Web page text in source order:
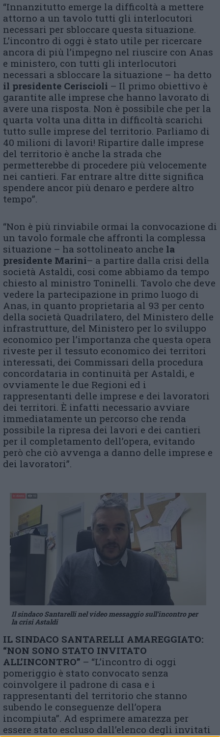
“Innanzitutto emerge la difficoltà a mettere
attorno a un tavolo tutti gli interlocutori
necessari per sbloccare questa situazione.
L’incontro di oggi è stato utile per ricercare
ancora di più l’impegno nel riuscire con Anas
e ministero, con tutti gli interlocutori
necessari a sbloccare la situazione – ha detto
il presidente Ceriscioli – Il primo obiettivo è
garantite alle imprese che hanno lavorato di
avere una risposta. Non è possibile che per la
quarta volta una ditta in difficoltà scarichi
tutto sulle imprese del territorio. Parliamo di
40 milioni di lavori! Ripartire dalle imprese
del territorio è anche la strada che
permetterebbe di procedere più velocemente
nei cantieri. Far entrare altre ditte significa
spendere ancor più denaro e perdere altro
tempo”.
“Non è più rinviabile ormai la convocazione di
un tavolo formale che affronti la complessa
situazione – ha sottolineato anche la
presidente Marini– a partire dalla crisi della
società Astaldi, cosi come abbiamo da tempo
chiesto al ministro Toninelli. Tavolo che deve
vedere la partecipazione in primo luogo di
Anas, in quanto proprietaria al 93 per cento
della società Quadrilatero, del Ministero delle
infrastrutture, del Ministero per lo sviluppo
economico per l’importanza che questa opera
riveste per il tessuto economico dei territori
interessati, dei Commissari della procedura
concordataria in continuità per Astaldi, e
ovviamente le due Regioni ed i
rappresentanti delle imprese e dei lavoratori
dei territori. È infatti necessario avviare
immediatamente un percorso che renda
possibile la ripresa dei lavori e dei cantieri
per il completamento dell’opera, evitando
però che ciò avvenga a danno delle imprese e
dei lavoratori”.
Il sindaco Santarelli nel video messaggio sull’incontro per
la crisi Astaldi
IL SINDACO SANTARELLI AMAREGGIATO:
“NON SONO STATO INVITATO
ALL’INCONTRO” – “L’incontro di oggi
pomeriggio è stato convocato senza
coinvolgere il padrone di casa e i
rappresentanti del territorio che stanno
subendo le conseguenze dell’opera
incompiuta”. Ad esprimere amarezza per
essere stato escluso dall’elenco degli invitati